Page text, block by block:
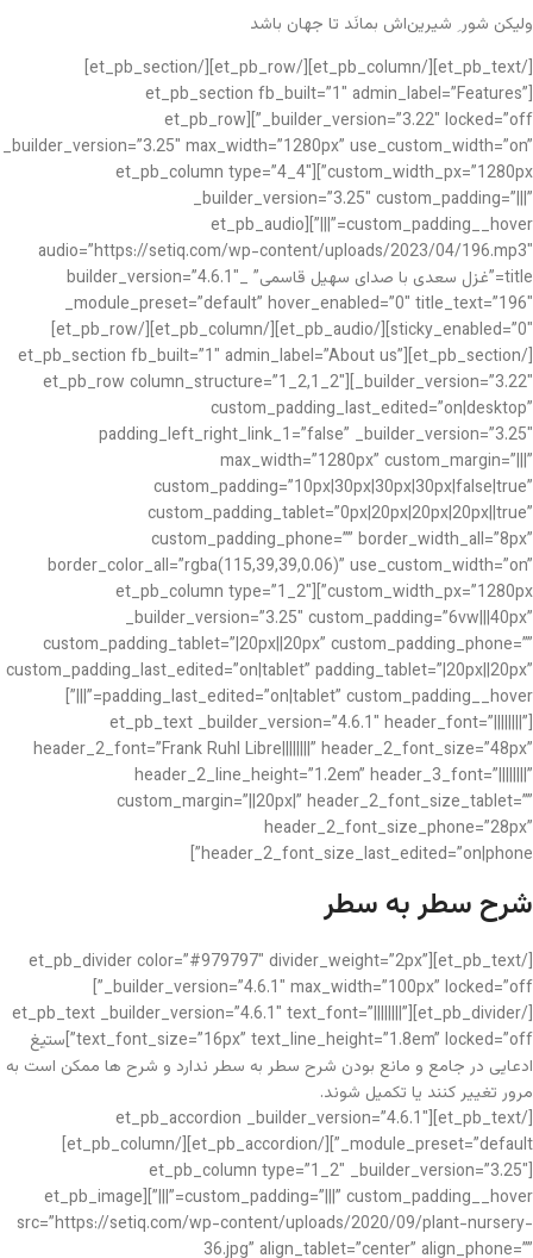
ولیکن شور ِ شیرین‌اش بمانَد تا جهان باشد
[/et_pb_text][/et_pb_column][/et_pb_row][/et_pb_section]
[et_pb_section fb_built=”1″ admin_label=”Features”
_builder_version=”3.22″ locked=”off”][et_pb_row
_builder_version=”3.25″ max_width=”1280px” use_custom_width=”on”
custom_width_px=”1280px”][et_pb_column type=”4_4″
_builder_version=”3.25″ custom_padding=”|||”
custom_padding__hover=”|||”][et_pb_audio
audio=”https://setiq.com/wp-content/uploads/2023/04/196.mp3″
title=”غزل سعدی با صدای سهیل قاسمی” _builder_version=”4.6.1″
_module_preset=”default” hover_enabled=”0″ title_text=”196″
sticky_enabled=”0″][/et_pb_audio][/et_pb_column][/et_pb_row]
[/et_pb_section][et_pb_section fb_built=”1″ admin_label=”About us”
_builder_version=”3.22″][et_pb_row column_structure=”1_2,1_2″
custom_padding_last_edited=”on|desktop”
padding_left_right_link_1=”false” _builder_version=”3.25″
max_width=”1280px” custom_margin=”|||”
custom_padding=”10px|30px|30px|30px|false|true”
custom_padding_tablet=”0px|20px|20px|20px||true”
custom_padding_phone=”” border_width_all=”8px”
border_color_all=”rgba(115,39,39,0.06)” use_custom_width=”on”
custom_width_px=”1280px”][et_pb_column type=”1_2″
_builder_version=”3.25″ custom_padding=”6vw|||40px”
custom_padding_tablet=”|20px||20px” custom_padding_phone=””
custom_padding_last_edited=”on|tablet” padding_tablet=”|20px||20px”
padding_last_edited=”on|tablet” custom_padding__hover=”|||”]
[et_pb_text _builder_version=”4.6.1″ header_font=”||||||||”
header_2_font=”Frank Ruhl Libre||||||||” header_2_font_size=”48px”
header_2_line_height=”1.2em” header_3_font=”||||||||”
custom_margin=”||20px|” header_2_font_size_tablet=””
header_2_font_size_phone=”28px”
header_2_font_size_last_edited=”on|phone”]
شرح سطر به سطر
[/et_pb_text][et_pb_divider color=”#979797″ divider_weight=”2px”
_builder_version=”4.6.1″ max_width=”100px” locked=”off”]
[/et_pb_divider][et_pb_text _builder_version=”4.6.1″ text_font=”||||||||”
text_font_size=”16px” text_line_height=”1.8em” locked=”off”]ستیغ
ادعایی در جامع و مانع بودن شرح سطر به سطر ندارد و شرح ها ممکن است به
مرور تغییر کنند یا تکمیل شوند.
[/et_pb_text][et_pb_accordion _builder_version=”4.6.1″
_module_preset=”default”][/et_pb_accordion][/et_pb_column]
[et_pb_column type=”1_2″ _builder_version=”3.25″
custom_padding=”|||” custom_padding__hover=”|||”][et_pb_image
src=”https://setiq.com/wp-content/uploads/2020/09/plant-nursery-
36.jpg” align_tablet=”center” align_phone=””